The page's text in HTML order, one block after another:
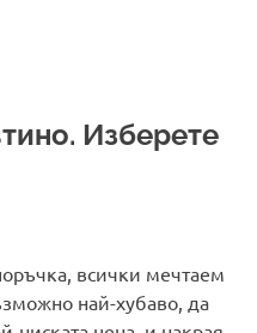
Изберете
всички мечтаем
най-хубаво, да